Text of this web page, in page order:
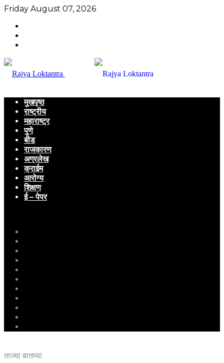
Friday August 07, 2026
मुखपृष्ठ
राष्ट्रीय
महाराष्ट्र
पुणे
बीड
राजकारण
अग्रलेख
क्राईम
आरोग्य
शिक्षण
ई – पेपर
ताज्या बातम्या